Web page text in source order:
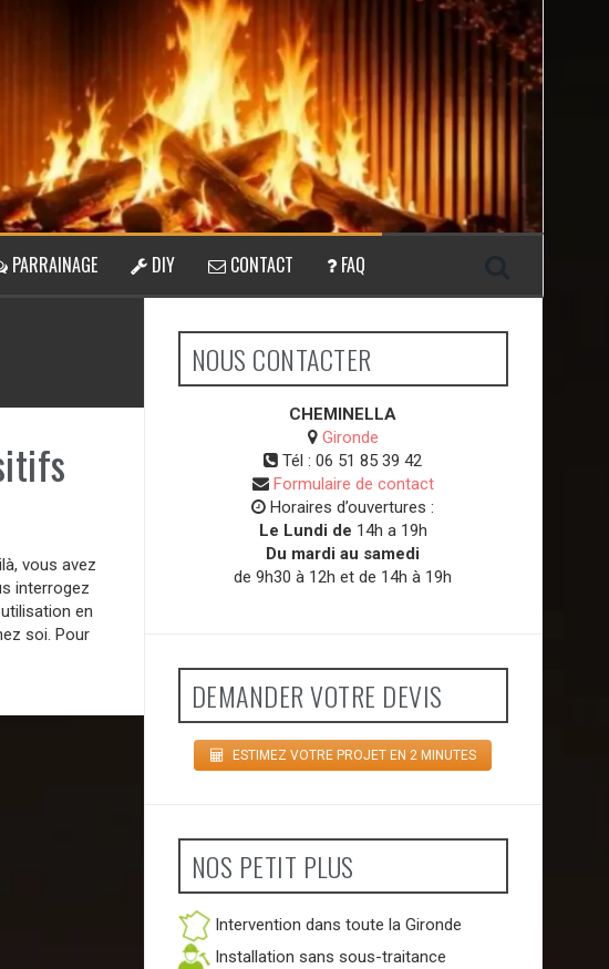
PARRAINAGE DIY CONTACT FAQ
vous avez
interrogez
en
soi. Pour
NOUS CONTACTER
CHEMINELLA
Gironde
Tél : 06 51 85 39 42
Formulaire de contact
Horaires d’ouvertures :
Le Lundi de 14h a 19h
Du mardi au samedi
de 9h30 à 12h et de 14h à 19h
DEMANDER VOTRE DEVIS
ESTIMEZ VOTRE PROJET EN 2 MINUTES
NOS PETIT PLUS
Intervention dans toute la Gironde
Installation sans sous-traitance